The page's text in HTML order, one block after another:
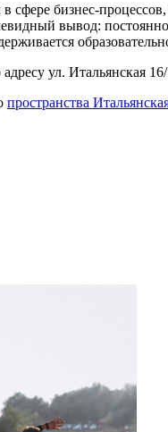
сфере бизнес-
вывод:
адресу ул.
пространства